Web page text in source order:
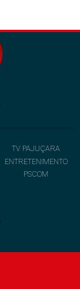
TV PAJUÇARA
ENTRETENIMENTO
PSCOM